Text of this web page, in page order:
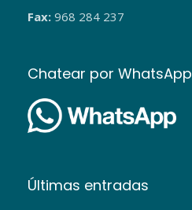
Fax: 968 284 237
Chatear por WhatsApp
Últimas entradas